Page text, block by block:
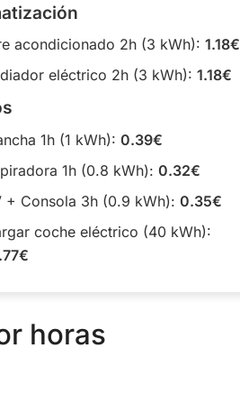
acondicionado 2h (3 kWh): 1.18€
eléctrico 2h (3 kWh): 1.18€
1h (1 kWh): 0.39€
1h (0.8 kWh): 0.32€
+ Consola 3h (0.9 kWh): 0.35€
coche eléctrico (40 kWh):
horas